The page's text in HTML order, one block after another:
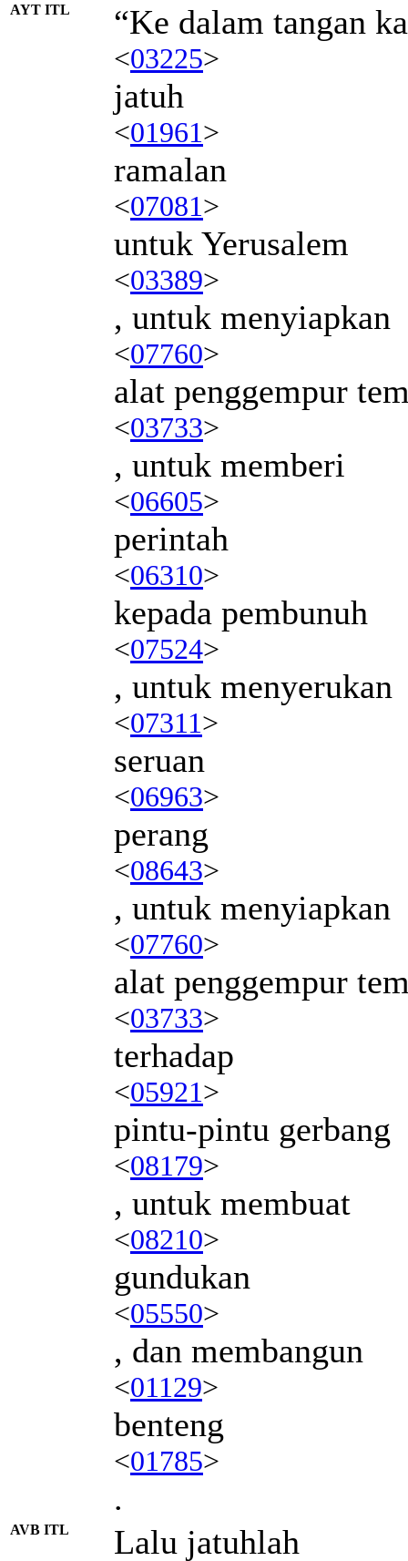
AYT ITL “Ke dalam tangan
<03225>
jatuh
<01961>
ramalan
<07081>
untuk Yerusalem
<03389>
, untuk menyiapkan
<07760>
alat penggempur
<03733>
, untuk memberi
<06605>
perintah
<06310>
kepada pembunuh
<07524>
, untuk menyerukan
<07311>
seruan
<06963>
perang
<08643>
, untuk menyiapkan
<07760>
alat penggempur
<03733>
terhadap
<05921>
pintu-pintu gerbang
<08179>
, untuk membuat
<08210>
gundukan
<05550>
, dan membangun
<01129>
benteng
<01785>
.
AVB ITL Lalu jatuhlah